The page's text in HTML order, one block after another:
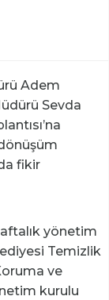
Adem
Sevda
fikir
yönetim
Temizlik
ve
kurulu